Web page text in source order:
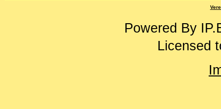
Powered By
Licensed